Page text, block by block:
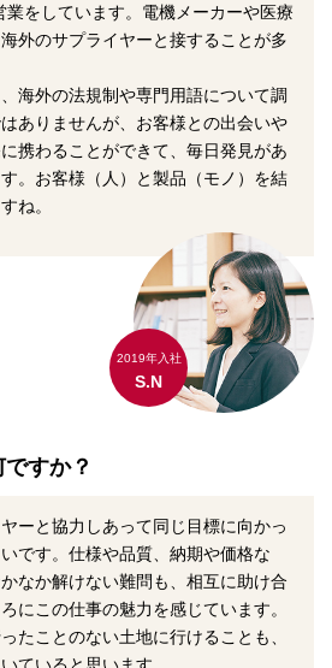
業をしています。電機メーカーや医療
外のサプライヤーと接することが多
海外の法規制や専門用語について調
ありませんが、お客様との出会いや
携わることができて、毎日発見があ
。お客様（人）と製品（モノ）を結
ね。
2019年入社
S.N
すか？
ーと協力しあって同じ目標に向かっ
です。仕様や品質、納期や価格な
なか解けない難問も、相互に助け合
にこの仕事の魅力を感じています。
たことのない土地に行けることも、
ていると思います。